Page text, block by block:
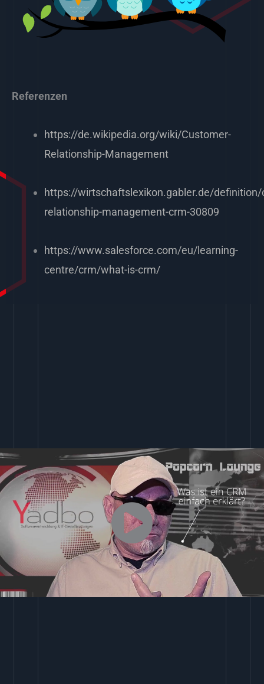
Referenzen
https://de.wikipedia.org/wiki/Customer-
Relationship-Management
https://wirtschaftslexikon.gabler.de/
relationship-management-crm-30809
https://www.salesforce.com/eu/learning-
centre/crm/what-is-crm/